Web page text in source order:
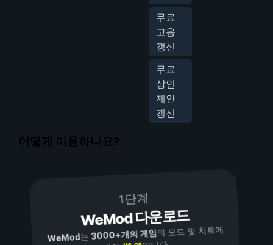
무료
고용
갱신
무료
상인
제안
갱신
어떻게 이용하나요?
1단계
WeMod 다운로드
WeMod는3000+개의 게임의 모드 및 치트에